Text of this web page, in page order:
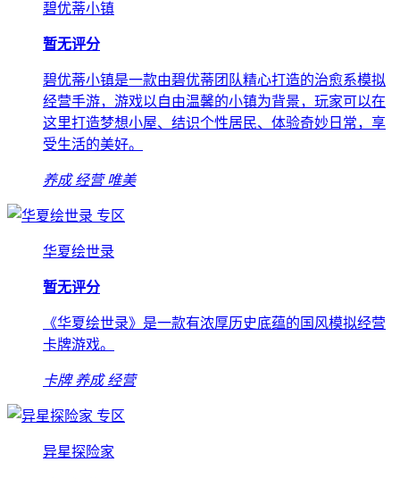
碧优蒂小镇
暂无评分
碧优蒂小镇是一款由碧优蒂团队精心打造的治愈系模拟
经营手游，游戏以自由温馨的小镇为背景，玩家可以在
这里打造梦想小屋、结识个性居民、体验奇妙日常，享
受生活的美好。
养成 经营 唯美
专区
华夏绘世录
暂无评分
《华夏绘世录》是一款有浓厚历史底蕴的国风模拟经营
卡牌游戏。
卡牌 养成 经营
专区
异星探险家